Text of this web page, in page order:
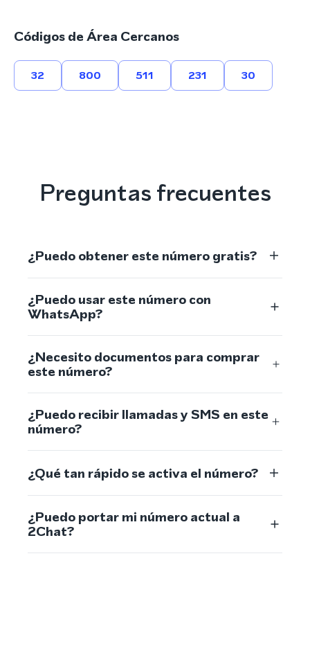
Códigos de Área Cercanos
32 800 511 231 30
Preguntas frecuentes
¿Puedo obtener este número gratis?
¿Puedo usar este número con
WhatsApp?
¿Necesito documentos para comprar
este número?
¿Puedo recibir llamadas y SMS en este
número?
¿Qué tan rápido se activa el número?
¿Puedo portar mi número actual a
2Chat?